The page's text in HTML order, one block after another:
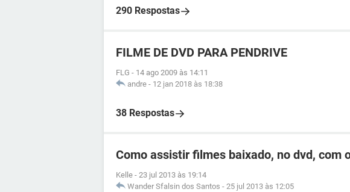
290 Respostas
FILME DE DVD PARA PENDRIVE
FLG - 14 ago 2009 às 14:11
andre - 12 jan 2018 às 18:38
38 Respostas
Como assistir filmes baixado, no dvd, com
Kelle - 23 jul 2013 às 19:14
Wander Sfalsin dos Santos - 25 jul 2013 às 12:05